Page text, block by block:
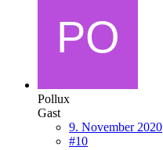
Pollux
Gast
9. November 2020
#10